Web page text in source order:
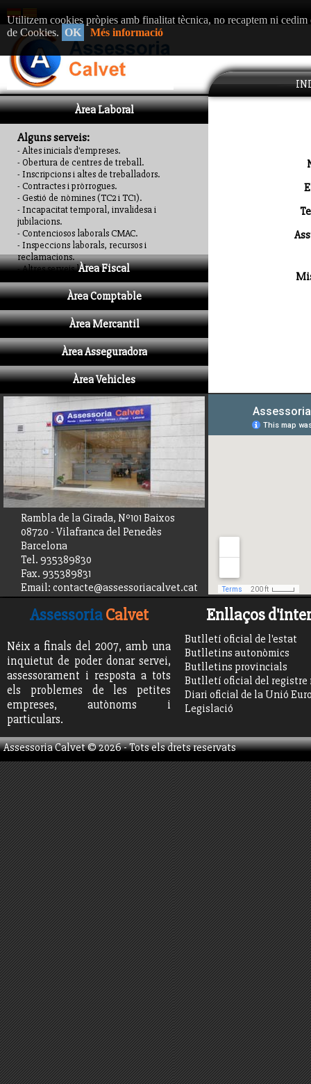
Àrea Laboral
Alguns serveis:
- Altes inicials d'empreses.
- Obertura de centres de treball.
- Inscripcions i altes de treballadors.
- Contractes i pròrrogues.
- Gestió de nòmines (TC2 i TC1).
- Incapacitat temporal, invalidesa i
jubilacions.
- Contenciosos laborals CMAC.
- Inspeccions laborals, recursos i
reclamacions.
- Altres serveis laborales.
Àrea Fiscal
Àrea Comptable
Àrea Mercantil
Àrea Asseguradora
Àrea Vehicles
Rambla de la Girada, Nº101 Baixos
08720 - Vilafranca del Penedès
Barcelona
Tel. 935389830
Fax. 935389831
Email: contacte@assessoriacalvet.cat
AssessoriaCalvet
Néix a finals del 2007, amb una
inquietut de poder donar servei,
assessorament i resposta a tots
els problemes de les petites
empreses, autònoms i
particulars.
Enllaços
Butlletí oficial de l'estat
Butlletins autonòmics
Butlletins provincials
Butlletí oficial del registre
Diari oficial de la Unió
Legislació
Assessoria Calvet ©2026- Tots els drets reservats
Utilitzem cookies pròpies amb finalitat tècnica, no recaptem ni
de Cookies. OK Més informació